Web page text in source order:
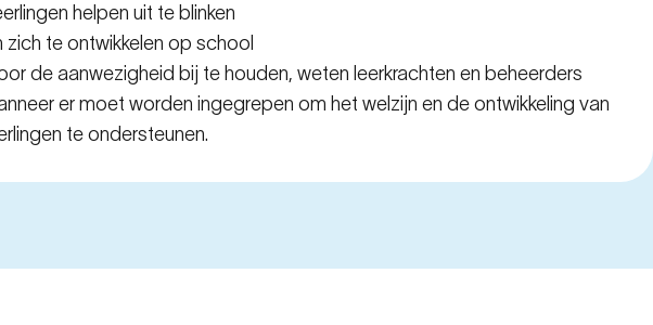
en maten
helpen uit te blinken
zich te ontwikkelen op school
de aanwezigheid bij te houden, weten leerkrachten en beheerders
er moet worden ingegrepen om het welzijn en de ontwikkeling van
te ondersteunen.